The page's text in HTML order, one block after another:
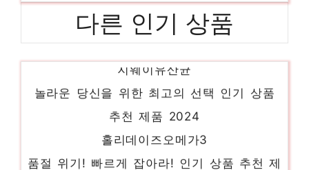
다른 인기 상품
지웨이유산균